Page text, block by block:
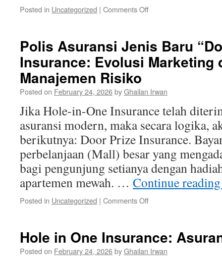
Posted in Uncategorized | Comments Offon
Korban
Bencana
Polis Asuransi Jenis Baru
Insurance: Evolusi Marketing
Manajemen Risiko
Posted on February 24, 2026byGhailan Irwan
Jika Hole-in-One Insurance telah
asuransi modern, maka secara logika,
berikutnya: Door Prize Insurance.
perbelanjaan (Mall) besar yang
bagi pengunjung setianya dengan
apartemen mewah. … Continue
Posted in Uncategorized | Comments Offon
Baru
“Door
Hole in One Insurance:
Posted on February 24, 2026byGhailan Irwan